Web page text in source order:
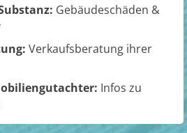
Gebäudeschäden &
Verkaufsberatung ihrer
Infos zu